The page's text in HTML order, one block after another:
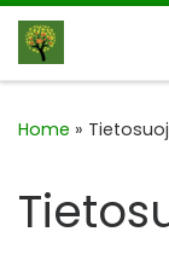
Skip to content
Home »